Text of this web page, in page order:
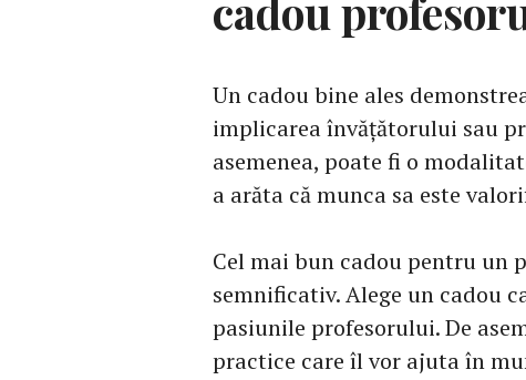
cadou
Un cadou bine ales
implicarea învățătorului sau
asemenea, poate fi o
a arăta că munca sa este
Cel mai bun cadou pentru un
semnificativ. Alege un cadou
pasiunile profesorului. De
practice care îl vor ajuta în